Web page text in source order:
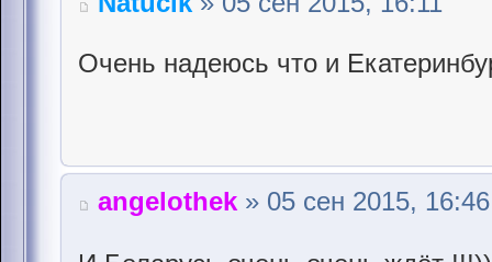
Очень надеюсь что и
angelothek » 05 сен 2015, 16:46